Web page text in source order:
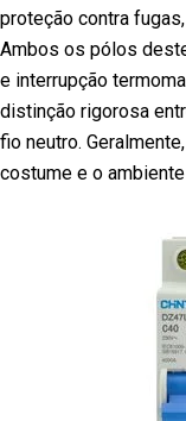
proteção contra
Ambos os pólos
e interrupção
distinção rigorosa
fio neutro.
costume e o